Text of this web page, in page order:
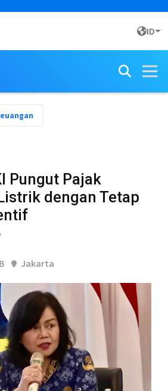
ID
Pungut Pajak
dengan Tetap
Jakarta